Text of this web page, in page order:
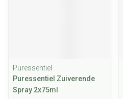
Puressentiel
Puressentiel Zuiverende
Spray 2x75ml